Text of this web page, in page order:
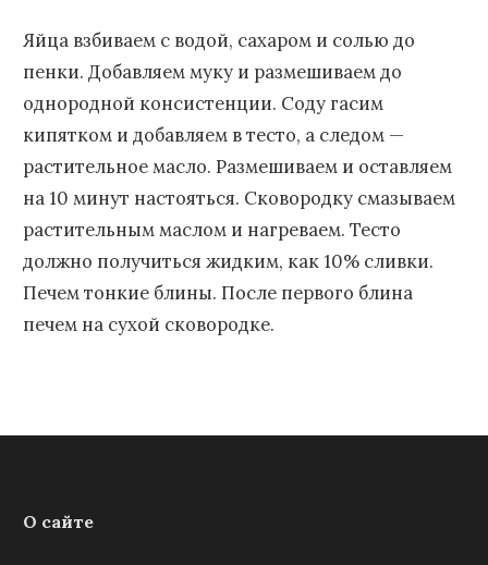
Яйца взбиваем с водой, сахаром и солью до
пенки. Добавляем муку и размешиваем до
однородной консистенции. Соду гасим
кипятком и добавляем в тесто, а следом —
растительное масло. Размешиваем и оставляем
на 10 минут настояться. Сковородку смазываем
растительным маслом и нагреваем. Тесто
должно получиться жидким, как 10% сливки.
Печем тонкие блины. После первого блина
печем на сухой сковородке.
О сайте